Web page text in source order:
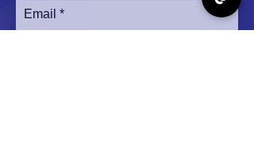
Email